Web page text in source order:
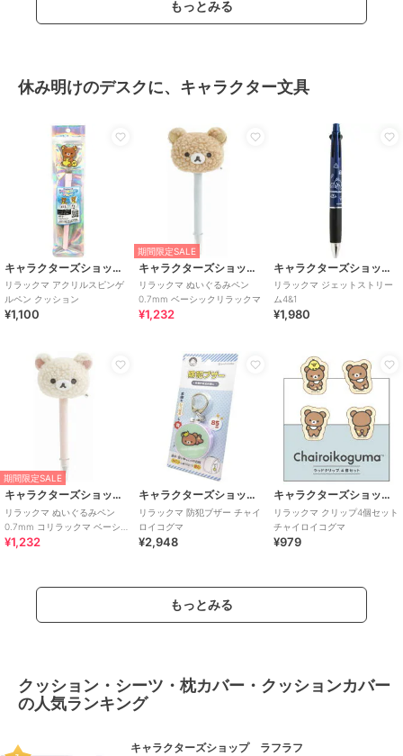
もっとみる
休み明けのデスクに、キャラクター文具
キャラクターズショップ ラフラフ
リラックマ アクリルスピンゲ
ルペン クッション
¥1,100
期間限定SALE
キャラクターズショップ ラフラフ
リラックマ ぬいぐるみペン
0.7mm ベーシックリラックマ
¥1,232
キャラクターズショップ ラフラフ
リラックマ ジェットストリー
ム4&1
¥1,980
期間限定SALE
キャラクターズショップ ラフラフ
リラックマ ぬいぐるみペン
0.7mm コリラックマ ベーシッ
クリラックマ
¥1,232
キャラクターズショップ ラフラフ
リラックマ 防犯ブザー チャイ
ロイコグマ
¥2,948
キャラクターズショップ ラフラフ
リラックマ クリップ4個セット
チャイロイコグマ
¥979
もっとみる
クッション・シーツ・枕カバー・クッションカバー
の人気ランキング
キャラクターズショップ ラフラフ